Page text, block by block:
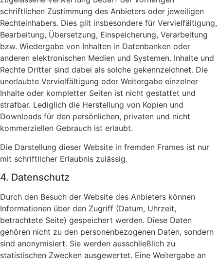
schriftlichen Zustimmung des Anbieters oder jeweiligen
Rechteinhabers. Dies gilt insbesondere für Vervielfältigung,
Bearbeitung, Übersetzung, Einspeicherung, Verarbeitung
bzw. Wiedergabe von Inhalten in Datenbanken oder
anderen elektronischen Medien und Systemen. Inhalte und
Rechte Dritter sind dabei als solche gekennzeichnet. Die
unerlaubte Vervielfältigung oder Weitergabe einzelner
Inhalte oder kompletter Seiten ist nicht gestattet und
strafbar. Lediglich die Herstellung von Kopien und
Downloads für den persönlichen, privaten und nicht
kommerziellen Gebrauch ist erlaubt.
Die Darstellung dieser Website in fremden Frames ist nur
mit schriftlicher Erlaubnis zulässig.
4. Datenschutz
Durch den Besuch der Website des Anbieters können
Informationen über den Zugriff (Datum, Uhrzeit,
betrachtete Seite) gespeichert werden. Diese Daten
gehören nicht zu den personenbezogenen Daten, sondern
sind anonymisiert. Sie werden ausschließlich zu
statistischen Zwecken ausgewertet. Eine Weitergabe an